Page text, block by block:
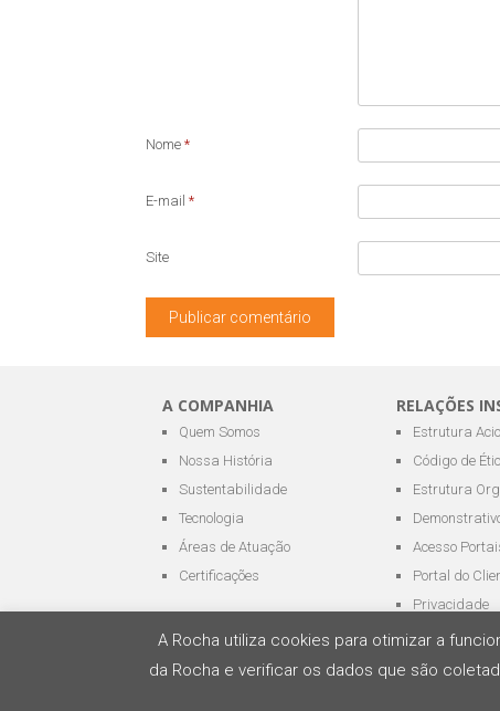
Nome *
E-mail *
Site
A COMPANHIA
Quem Somos
Nossa História
Sustentabilidade
Tecnologia
Áreas de Atuação
Certificações
RELAÇÕES
Estrutura
Código de
Estrutura
Acesso
Portal do
Privacidade
A Rocha utiliza cookies para otimizar a
da Rocha e verificar os dados que são